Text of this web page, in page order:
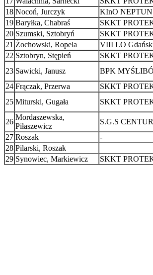
18 Nocoń, Jurczyk KInO NEPTUN
19 Baryłka, Chabraś SKKT
20 Szumski, Sztobryń SKKT
21 Żochowski, Ropela VIII LO Gdańsk
22 Sztobryn, Stępień SKKT
23 Sawicki, Janusz BPK
24 Frączak, Przerwa SKKT
25 Miturski, Gugała SKKT
26
Mordaszewska,
Piłaszewicz
S.G.S
27 Roszak -
28 Pilarski, Roszak
29 Synowiec, Markiewicz SKKT